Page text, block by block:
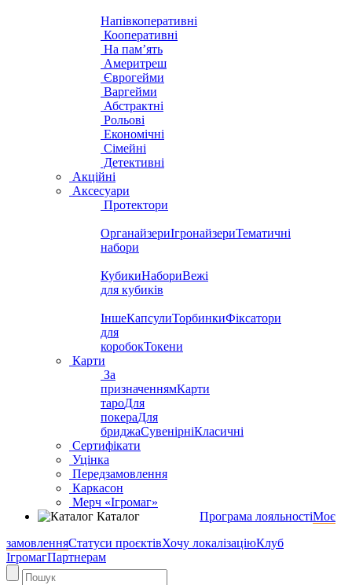
Напівкоперативні
Кооперативні
На пам’ять
Америтреш
Єврогейми
Варгейми
Абстрактні
Рольові
Економічні
Сімейні
Детективні
Акційні
Аксесуари
Протектори
ОрганайзериІгронайзериТематичні
набори
КубикиНабориВежі
для кубиків
ІншеКапсулиТорбинкиФіксатори
для
коробокТокени
Карти
За
призначеннямКарти
тароДля
покераДля
бриджаСувенірніКласичні
Сертифікати
Уцінка
Передзамовлення
Каркасон
Мерч «Ігромаг»
Каталог
Програма лояльностіМоє
замовленняСтатуси проєктівХочу локалізаціюКлуб
ІгромагПартнерам